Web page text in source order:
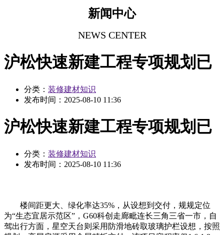
新闻中心
NEWS CENTER
沪松快速新建工程专项规划已
分类： 装修建材知识
发布时间： 2025-08-10 11:36
沪松快速新建工程专项规划已
分类： 装修建材知识
发布时间： 2025-08-10 11:36
楼间距更大、绿化率达35%，从设想到交付，规规定位
为“生态宜居示范区”，G60科创走廊毗连长三角三省一市，自
驾出行方面，星空天台则采用防滑地砖取玻璃护栏设想，按照